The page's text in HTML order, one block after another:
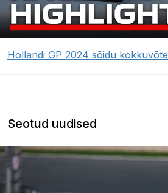
Hollandi GP 2024 sõidu kokkuvõte
Seotud uudised